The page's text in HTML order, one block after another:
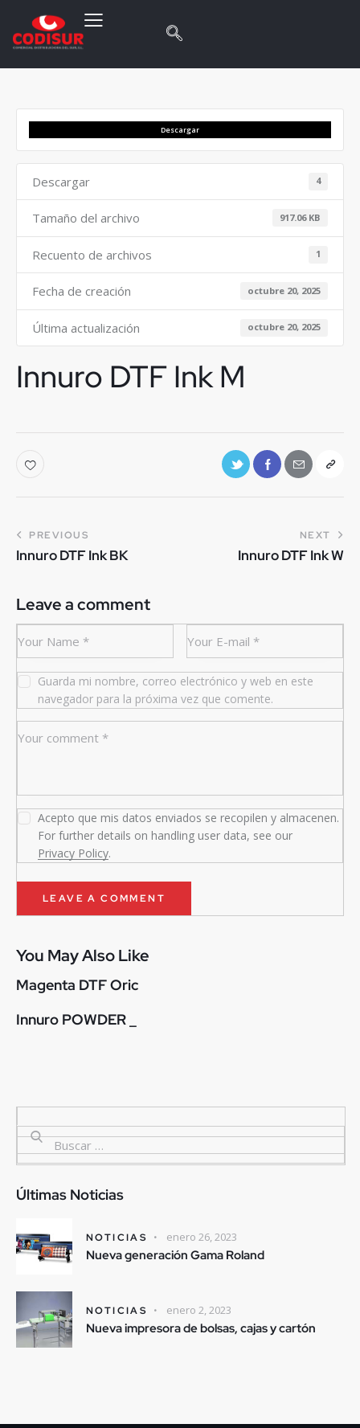
Descargar
Descargar 4
Tamaño del archivo 917.06 KB
Recuento de archivos 1
Fecha de creación octubre 20, 2025
Última actualización octubre 20, 2025
Innuro DTF Ink M
PREVIOUS
Innuro DTF Ink BK
NEXT
Innuro DTF Ink W
Leave a comment
Guarda mi nombre, correo electrónico y web en este
navegador para la próxima vez que comente.
Acepto que mis datos enviados se recopilen y almacenen.
For further details on handling user data, see our
Privacy Policy.
You May Also Like
Magenta DTF Oric
Innuro POWDER _
Últimas Noticias
NOTICIAS enero 26, 2023
Nueva generación Gama Roland
NOTICIAS enero 2, 2023
Nueva impresora de bolsas, cajas y cartón